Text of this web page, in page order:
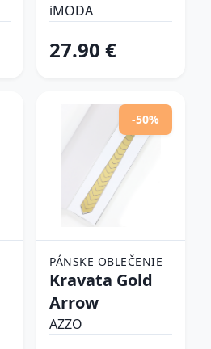
plavky
iMODA
27.90 €
-50%
PÁNSKE OBLEČENIE
Kravata Gold
Arrow
AZZO